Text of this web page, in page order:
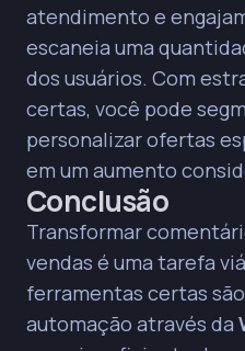
atendimento e
escaneia uma
dos usuários. Com
certas, você pode
personalizar ofertas
em um aumento
Conclusão
Transformar
vendas é uma tarefa
ferramentas certas
automação através da